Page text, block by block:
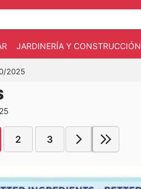
JARDINERÍA Y CONSTRUCCIÓN
2025
2 3